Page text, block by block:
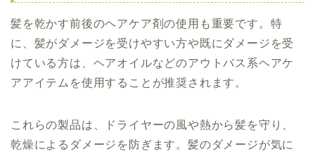
髪を乾かす前後のヘアケア剤の使用も重要です。特
に、髪がダメージを受けやすい方や既にダメージを受
けている方は、ヘアオイルなどのアウトバス系ヘアケ
アアイテムを使用することが推奨されます。
これらの製品は、ドライヤーの風や熱から髪を守り、
乾燥によるダメージを防ぎます。髪のダメージが気に